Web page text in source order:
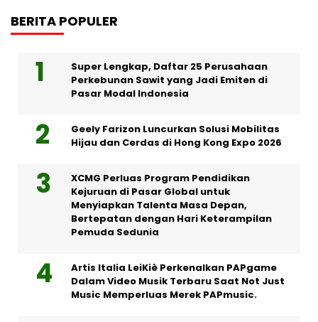
BERITA POPULER
Super Lengkap, Daftar 25 Perusahaan
Perkebunan Sawit yang Jadi Emiten di
Pasar Modal Indonesia
Geely Farizon Luncurkan Solusi Mobilitas
Hijau dan Cerdas di Hong Kong Expo 2026
XCMG Perluas Program Pendidikan
Kejuruan di Pasar Global untuk
Menyiapkan Talenta Masa Depan,
Bertepatan dengan Hari Keterampilan
Pemuda Sedunia
Artis Italia LeiKiè Perkenalkan PAPgame
Dalam Video Musik Terbaru Saat Not Just
Music Memperluas Merek PAPmusic.